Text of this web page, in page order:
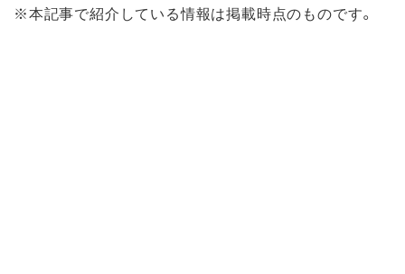
※本記事で紹介している情報は掲載時点のものです。